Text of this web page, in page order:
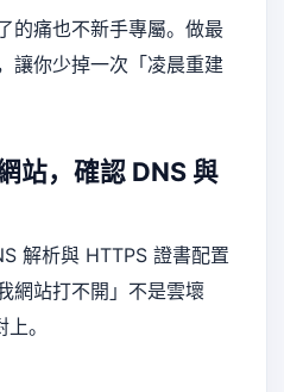
的痛也不新手專屬。做最
讓你少掉一次「凌晨重建
站，確認 DNS 與
解析與 HTTPS 證書配置
網站打不開」不是雲壞
。